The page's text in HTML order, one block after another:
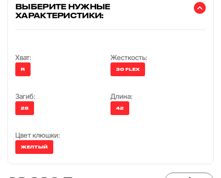
ВЫБЕРИТЕ НУЖНЫЕ
ХАРАКТЕРИСТИКИ:
Хват:
R
Жесткость:
30 FLEX
Загиб:
28
Длина:
42
Цвет клюшки:
ЖЕЛТЫЙ